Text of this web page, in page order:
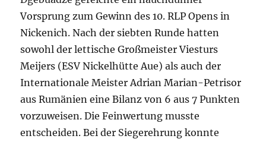
Vorsprung zum Gewinn des 10. RLP Opens in
Nickenich. Nach der siebten Runde hatten
sowohl der lettische Großmeister Viesturs
Meijers (ESV Nickelhütte Aue) als auch der
Internationale Meister Adrian Marian-Petrisor
aus Rumänien eine Bilanz von 6 aus 7 Punkten
vorzuweisen. Die Feinwertung musste
entscheiden. Bei der Siegerehrung konnte